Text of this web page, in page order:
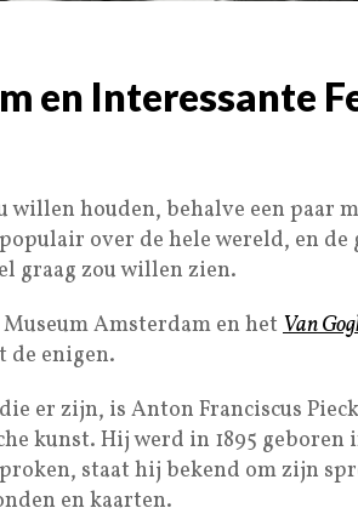
en Interessante
houden, behalve een paar
over de hele wereld, en de
graag zou willen zien.
Amsterdam en het Van
de enigen.
er zijn, is Anton Franciscus
kunst. Hij werd in 1895 geboren
staat hij bekend om zijn
en kaarten.